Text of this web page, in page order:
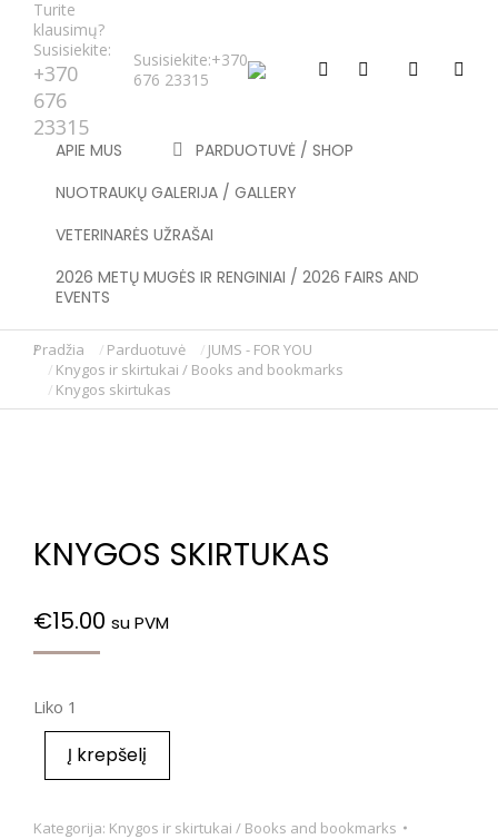
Turite
klausimų?
Susisiekite:
+370
676
23315
Susisiekite:+370
676 23315
APIE MUS
PARDUOTUVĖ / SHOP
NUOTRAUKŲ GALERIJA / GALLERY
VETERINARĖS UŽRAŠAI
2026 METŲ MUGĖS IR RENGINIAI / 2026 FAIRS AND
EVENTS
You are here:
Pradžia Parduotuvė
JUMS - FOR YOU
Knygos ir skirtukai / Books and bookmarks
Knygos skirtukas
KNYGOS SKIRTUKAS
€15.00 su PVM
Liko 1
Į krepšelį
Kategorija: Knygos ir skirtukai / Books and bookmarks